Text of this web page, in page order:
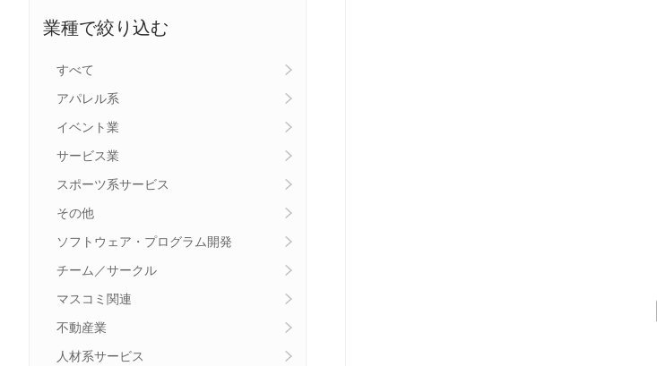
業種で絞り込む
すべて
アパレル系
イベント業
サービス業
スポーツ系サービス
その他
ソフトウェア・プログラム開発
チーム／サークル
マスコミ関連
不動産業
人材系サービス